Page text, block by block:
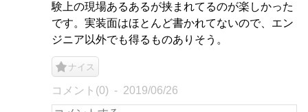
験上の現場あるあるが挟まれてるのが楽しかった
です。実装面はほとんど書かれてないので、エン
ジニア以外でも得るものありそう。
ナイス
コメント(0) 2019/06/26